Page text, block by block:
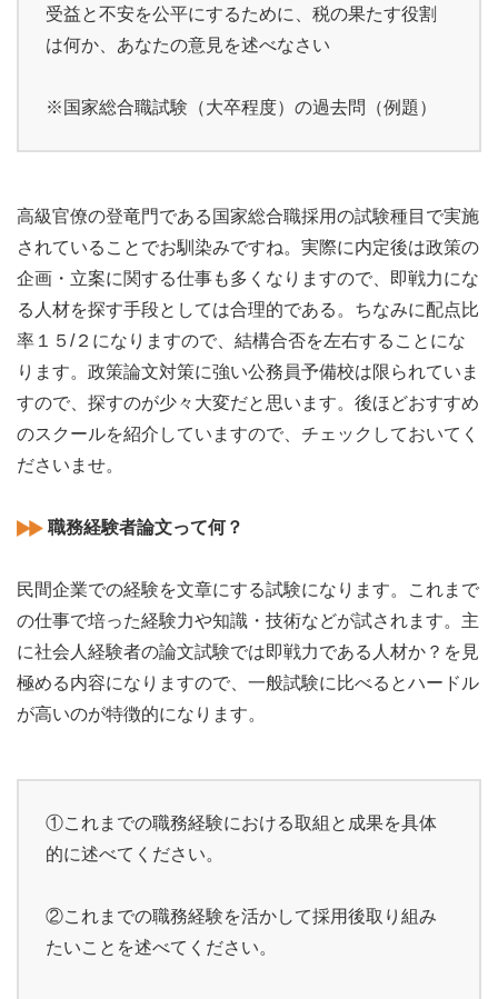
受益と不安を公平にするために、税の果たす役割
は何か、あなたの意見を述べなさい
※国家総合職試験（大卒程度）の過去問（例題）
高級官僚の登竜門である国家総合職採用の試験種目で実施
されていることでお馴染みですね。実際に内定後は政策の
企画・立案に関する仕事も多くなりますので、即戦力にな
る人材を探す手段としては合理的である。ちなみに配点比
率１５/２になりますので、結構合否を左右することにな
ります。政策論文対策に強い公務員予備校は限られていま
すので、探すのが少々大変だと思います。後ほどおすすめ
のスクールを紹介していますので、チェックしておいてく
ださいませ。
職務経験者論文って何？
民間企業での経験を文章にする試験になります。これまで
の仕事で培った経験力や知識・技術などが試されます。主
に社会人経験者の論文試験では即戦力である人材か？を見
極める内容になりますので、一般試験に比べるとハードル
が高いのが特徴的になります。
①これまでの職務経験における取組と成果を具体
的に述べてください。
②これまでの職務経験を活かして採用後取り組み
たいことを述べてください。